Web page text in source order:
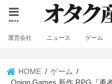
menu
運営会社 ニュース ゲーム
HOME
ゲーム
Onion Games 新作 RPG『勇